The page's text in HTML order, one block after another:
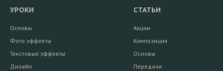
УРОКИ
Основы
Фото эффекты
Текстовые эффекты
Дизайн
СТАТЬИ
Акции
Композиция
Основы
Передачи